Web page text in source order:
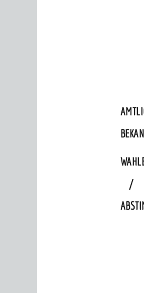
/
STADTPLAN / GEOPORTAL
© Stadt Weinheim
Kontakt